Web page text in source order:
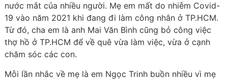
nước mắt của nhiều người. Mẹ em mất do nhiễm Covid-
19 vào năm 2021 khi đang đi làm công nhân ở TP.HCM.
Từ đó, cha em là anh Mai Văn Bình cũng bỏ công việc
thợ hồ ở TP.HCM để về quê vừa làm việc, vừa ở cạnh
chăm sóc các con.
Mỗi lần nhắc về mẹ là em Ngọc Trinh buồn nhiều vì mẹ